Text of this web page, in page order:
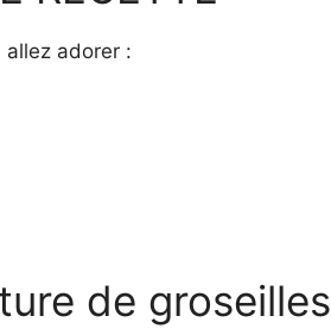
adorer :
de groseilles